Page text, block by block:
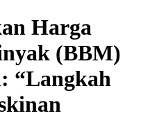
Harga
(BBM)
“Langkah